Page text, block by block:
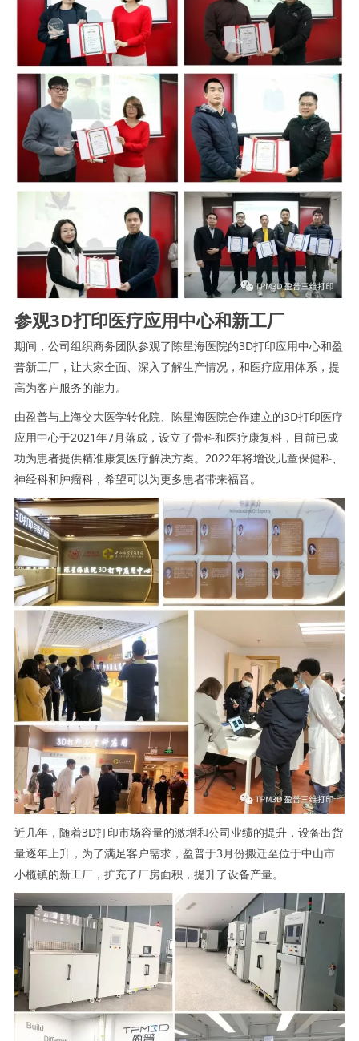
参观3D打印医疗应用中心和新工厂
期间，公司组织商务团队参观了陈星海医院的3D打印应用中心和盈
普新工厂，让大家全面、深入了解生产情况，和医疗应用体系，提
高为客户服务的能力。
由盈普与上海交大医学转化院、陈星海医院合作建立的3D打印医疗
应用中心于2021年7月落成，设立了骨科和医疗康复科，目前已成
功为患者提供精准康复医疗解决方案。2022年将增设儿童保健科、
神经科和肿瘤科，希望可以为更多患者带来福音。
近几年，随着3D打印市场容量的激增和公司业绩的提升，设备出货
量逐年上升，为了满足客户需求，盈普于3月份搬迁至位于中山市
小榄镇的新工厂，扩充了厂房面积，提升了设备产量。